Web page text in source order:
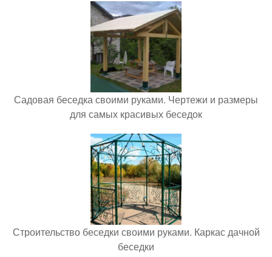
Садовая беседка своими руками. Чертежи и размеры
для самых красивых беседок
Строительство беседки своими руками. Каркас дачной
беседки